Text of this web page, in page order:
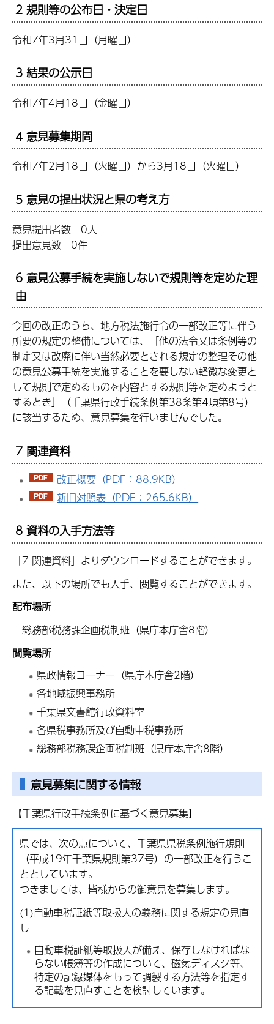
2 規則等の公布日・決定日
令和7年3月31日（月曜日）
3 結果の公示日
令和7年4月18日（金曜日）
4 意見募集期間
令和7年2月18日（火曜日）から3月18日（火曜日）
5 意見の提出状況と県の考え方
意見提出者数 0人
提出意見数 0件
6 意見公募手続を実施しないで規則等を定めた理
由
今回の改正のうち、地方税法施行令の一部改正等に伴う
所要の規定の整備については、「他の法令又は条例等の
制定又は改廃に伴い当然必要とされる規定の整理その他
の意見公募手続を実施することを要しない軽微な変更と
して規則で定めるものを内容とする規則等を定めようと
するとき」（千葉県行政手続条例第38条第4項第8号）
に該当するため、意見募集を行いませんでした。
7 関連資料
改正概要（PDF：88.9KB）
新旧対照表（PDF：265.6KB）
8 資料の入手方法等
「7 関連資料」よりダウンロードすることができます。
また、以下の場所でも入手、閲覧することができます。
配布場所
総務部税務課企画税制班（県庁本庁舎8階）
閲覧場所
県政情報コーナー（県庁本庁舎2階）
各地域振興事務所
千葉県文書館行政資料室
各県税事務所及び自動車税事務所
総務部税務課企画税制班（県庁本庁舎8階）
意見募集に関する情報
【千葉県行政手続条例に基づく意見募集】
県では、次の点について、千葉県県税条例施行規則
（平成19年千葉県規則第37号）の一部改正を行うこ
ととしています。
つきましては、皆様からの御意見を募集します。
(1)自動車税証紙等取扱人の義務に関する規定の見直
し
自動車税証紙等取扱人が備え、保存しなければな
らない帳簿等の作成について、磁気ディスク等、
特定の記録媒体をもって調製する方法等を指定す
る記載を見直すことを検討しています。